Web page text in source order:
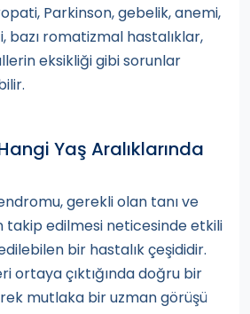
Parkinson, gebelik, anemi,
bazı romatizmal hastalıklar,
eksikliği gibi sorunlar
Yaş Aralıklarında
gerekli olan tanı ve
takip edilmesi neticesinde etkili
bir hastalık çeşididir.
ortaya çıktığında doğru bir
mutlaka bir uzman görüşü